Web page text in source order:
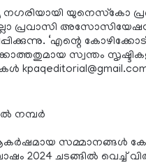
യുനെസ്‌കോ
പ്രവാസി
‘എന്റെ
സ്വന്തം
നമ്പര്‍
സമ്മാനങ്ങള്‍
ചടങ്ങില്‍ വെച്ച്